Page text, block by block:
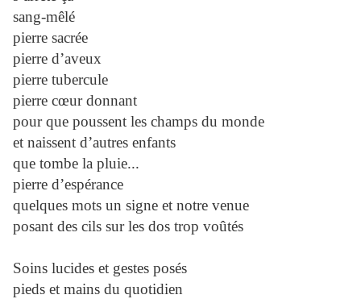
sang-mêlé
pierre sacrée
pierre d’aveux
pierre tubercule
pierre cœur donnant
pour que poussent les champs du monde
et naissent d’autres enfants
que tombe la pluie...
pierre d’espérance
quelques mots un signe et notre venue
posant des cils sur les dos trop voûtés
Soins lucides et gestes posés
pieds et mains du quotidien